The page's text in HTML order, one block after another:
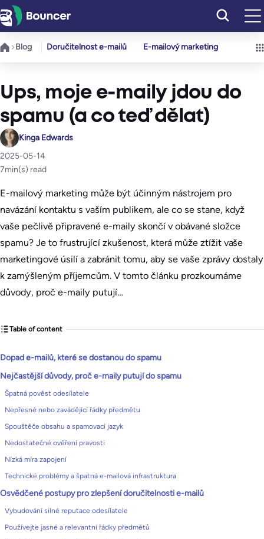
Přeskočit
na
obsah
Blog Doručitelnost e-mailů E-mailový marketing
Ups, moje e-maily jdou do
spamu (a co teď dělat)
Kinga Edwards
2025-05-14
7min(s) read
E-mailový marketing může být účinným nástrojem pro
navázání kontaktu s vaším publikem, ale co se stane, když
vaše pečlivě připravené e-maily skončí v obávané složce
spamu? Je to frustrující zkušenost, která může ztížit vaše
marketingové úsilí a zabránit tomu, aby se vaše zprávy dostaly
k zamýšleným příjemcům. V tomto článku prozkoumáme
důvody, proč e-maily putují…
Table of content
Dopad e-mailů, které se dostanou do spamu
Nejčastější důvody, proč e-maily putují do spamu
Špatná pověst odesílatele
Nepřesné nebo zavádějící řádky předmětu
Spouštěče obsahu a spamovací jazyk
Nedostatečné ověření pravosti
Nízká míra zapojení
Technické problémy a špatná e-mailová infrastruktura
Osvědčené postupy pro zlepšení doručitelnosti e-mailů
Vybudování silné reputace odesílatele
Používejte jasné a relevantní řádky předmětů